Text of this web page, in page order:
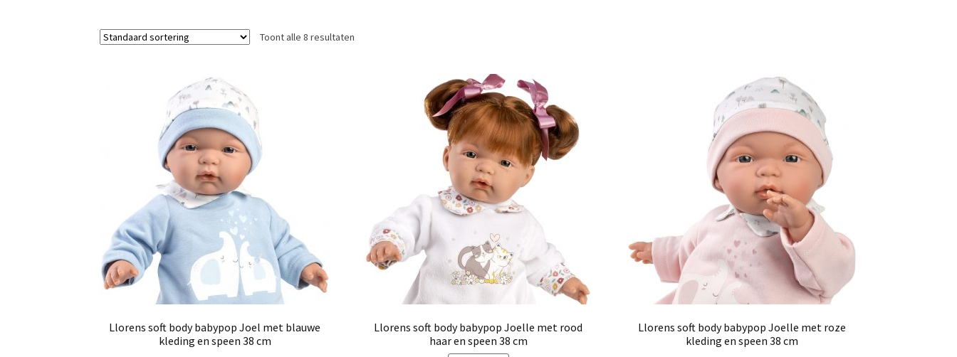
Toont alle 8 resultaten
Llorens soft body babypop Joel met blauwe
kleding en speen 38 cm
Llorens soft body babypop Joelle met rood
haar en speen 38 cm
Llorens soft body babypop Joelle met roze
kleding en speen 38 cm